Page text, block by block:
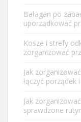
Bałagan po
uporządkować
Kosze i strefy
zorganizować
Jak
łączyć porządek
Jak
sprawdzone